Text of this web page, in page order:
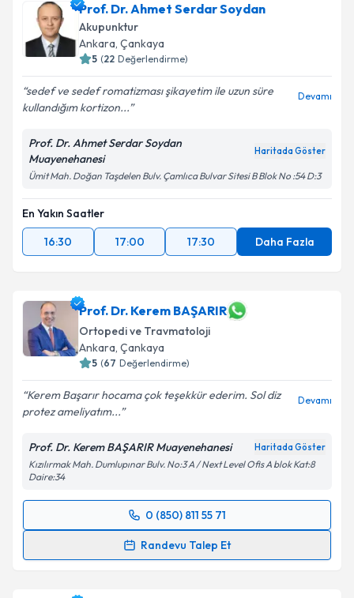
Prof. Dr. Ahmet Serdar Soydan
Akupunktur
Ankara, Çankaya
5 (22 Değerlendirme)
sedef ve sedef romatizması şikayetim ile uzun süre
kullandığım kortizon...
Devamı
Prof. Dr. Ahmet Serdar Soydan
Muayenehanesi
Haritada Göster
Ümit Mah. Doğan Taşdelen Bulv. Çamlıca Bulvar Sitesi B Blok No :54 D:3
En Yakın Saatler
16:30
17:00 17:30 Daha Fazla
Prof. Dr. Kerem BAŞARIR
Ortopedi ve Travmatoloji
Ankara, Çankaya
5 (67 Değerlendirme)
Kerem Başarır hocama çok teşekkür ederim. Sol diz
protez ameliyatım...
Devamı
Prof. Dr. Kerem BAŞARIR Muayenehanesi Haritada Göster
Kızılırmak Mah. Dumlupınar Bulv. No:3 A / Next Level Ofis A blok Kat:8
Daire:34
0 (850) 811 55 71
Randevu Talep Et
Randevu Takvimi Talebi